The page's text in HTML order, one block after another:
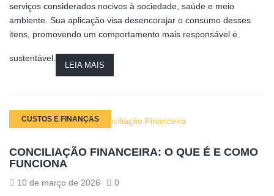
serviços considerados nocivos à sociedade, saúde e meio
ambiente. Sua aplicação visa desencorajar o consumo desses
itens, promovendo um comportamento mais responsável e
sustentável.
LEIA MAIS
CUSTOS E FINANÇAS
CONCILIAÇÃO FINANCEIRA: O QUE É E COMO
FUNCIONA
10 de março de 2026 0